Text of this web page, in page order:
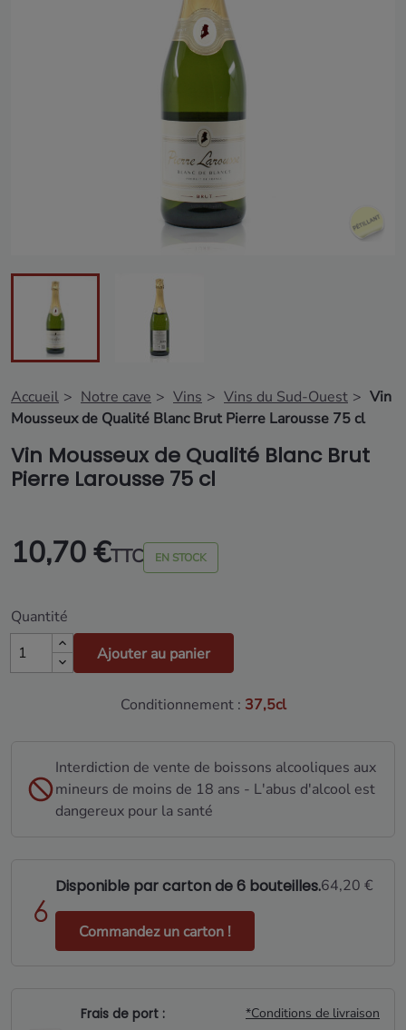
Accueil Notre cave Vins Vins du Sud-Ouest
Vin
Mousseux de Qualité Blanc Brut Pierre Larousse 75 cl
Vin Mousseux de Qualité Blanc Brut
Pierre Larousse 75 cl
10,70 €TTC EN STOCK
Quantité
Ajouter au panier
Conditionnement : 37,5cl
Interdiction de vente de boissons alcooliques aux
mineurs de moins de 18 ans - L'abus d'alcool est
dangereux pour la santé
Disponible par carton de 6 bouteilles.64,20 €
Commandez un carton !
Frais de port :
*Conditions de livraison